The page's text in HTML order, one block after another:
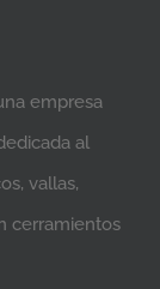
empresa
al
vallas,
cerramientos